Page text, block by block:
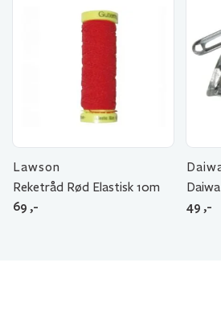
Lawson
Reketråd Rød Elastisk 10m
69 ,- 49 ,-